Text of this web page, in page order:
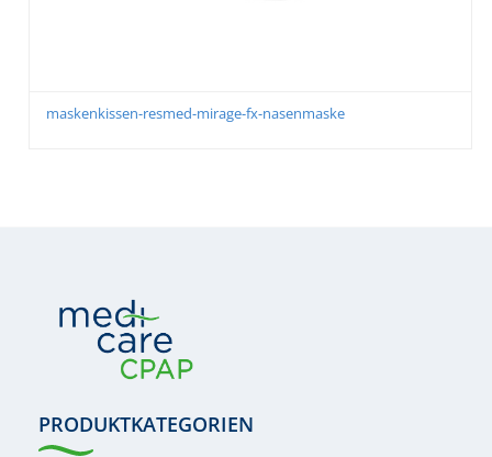
MIRAGE FX FOR HER MASK HEADGEAR
PRODUKTKATEGORIEN